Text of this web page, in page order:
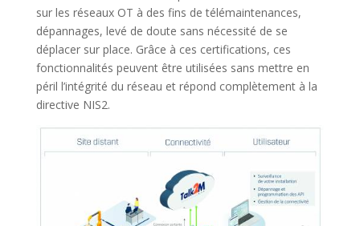
sur les réseaux OT à des fins de télémaintenances,
dépannages, levé de doute sans nécessité de se
déplacer sur place. Grâce à ces certifications, ces
fonctionnalités peuvent être utilisées sans mettre en
péril l’intégrité du réseau et répond complètement à la
directive NIS2.